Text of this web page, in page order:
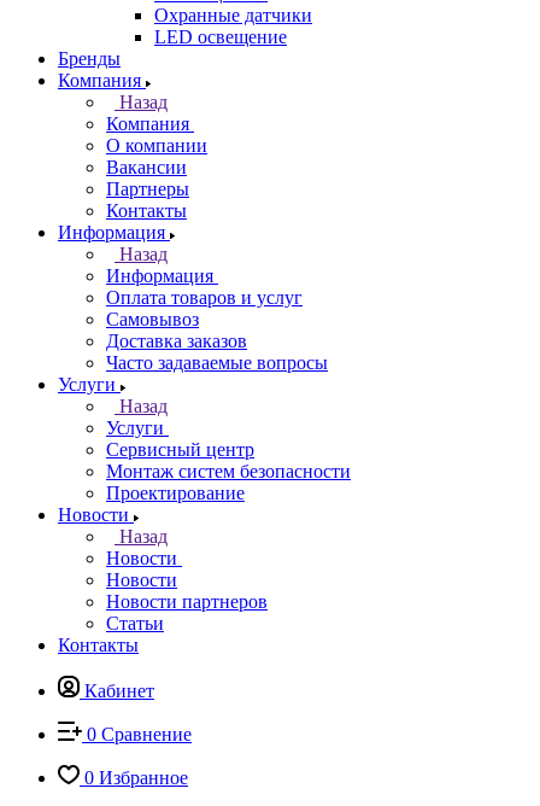
Охранные датчики
LED освещение
Бренды
Компания
Назад
Компания
О компании
Вакансии
Партнеры
Контакты
Информация
Назад
Информация
Оплата товаров и услуг
Самовывоз
Доставка заказов
Часто задаваемые вопросы
Услуги
Назад
Услуги
Сервисный центр
Монтаж систем безопасности
Проектирование
Новости
Назад
Новости
Новости
Новости партнеров
Статьи
Контакты
Кабинет
0 Сравнение
0 Избранное